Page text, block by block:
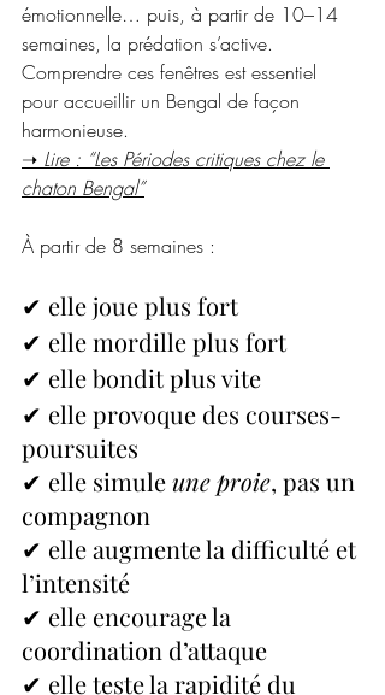
émotionnelle… puis, à partir de 10–14
semaines, la prédation s’active.
Comprendre ces fenêtres est essentiel
pour accueillir un Bengal de façon
harmonieuse.
➝ Lire : “Les Périodes critiques chez le
chaton Bengal”
À partir de 8 semaines :
✔ elle joue plus fort
✔ elle mordille plus fort
✔ elle bondit plus vite
✔ elle provoque des courses-
poursuites
✔ elle simule une proie, pas un
compagnon
✔ elle augmente la difficulté et
l’intensité
✔ elle encourage la
coordination d’attaque
✔ elle teste la rapidité du